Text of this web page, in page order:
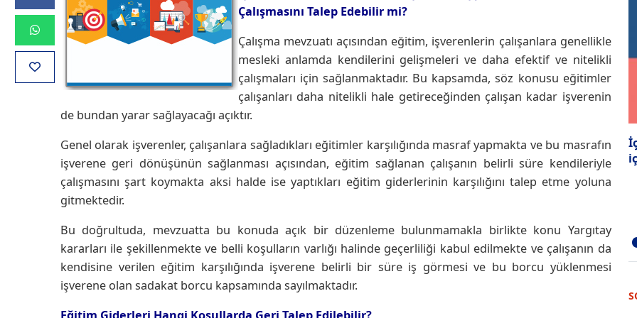
Çalışmasını Talep Edebilir mi?
Çalışma mevzuatı açısından eğitim, işverenlerin çalışanlara genellikle
mesleki anlamda kendilerini gelişmeleri ve daha efektif ve nitelikli
çalışmaları için sağlanmaktadır. Bu kapsamda, söz konusu eğitimler
çalışanları daha nitelikli hale getireceğinden çalışan kadar işverenin
de bundan yarar sağlayacağı açıktır.
Genel olarak işverenler, çalışanlara sağladıkları eğitimler karşılığında masraf yapmakta ve bu masrafın
işverene geri dönüşünün sağlanması açısından, eğitim sağlanan çalışanın belirli süre kendileriyle
çalışmasını şart koymakta aksi halde ise yaptıkları eğitim giderlerinin karşılığını talep etme yoluna
gitmektedir.
Bu doğrultuda, mevzuatta bu konuda açık bir düzenleme bulunmamakla birlikte konu Yargıtay
kararları ile şekillenmekte ve belli koşulların varlığı halinde geçerliliği kabul edilmekte ve çalışanın da
kendisine verilen eğitim karşılığında işverene belirli bir süre iş görmesi ve bu borcu yüklenmesi
işverene olan sadakat borcu kapsamında sayılmaktadır.